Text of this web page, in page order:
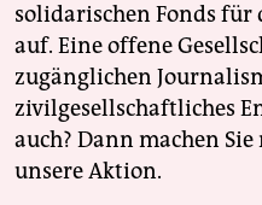
solidarischen Fonds für
auf. Eine offene
zugänglichen
zivilgesellschaftliches
auch? Dann machen
unsere Aktion.